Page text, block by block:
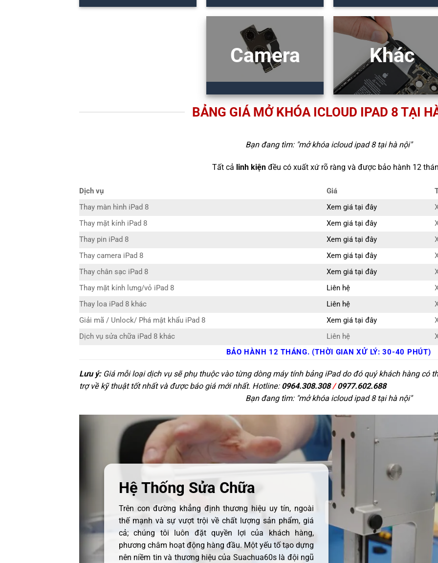
Camera Khác
BẢNG GIÁ MỞ KHÓA ICLOUD IPAD 8 TẠI
Bạn đang tìm: "mở khóa icloud ipad 8 tại hà nội"
Tất cả linh kiệnđều có xuất xứ rõ ràng và được bảo hành 12
Dịch vụ Giá
Thay màn hình iPad 8
Xem giá tại đây
Thay mặt kính iPad 8
Xem giá tại đây
Thay pin iPad 8
Xem giá tại đây
Thay camera iPad 8
Xem giá tại đây
Thay chân sạc iPad 8
Xem giá tại đây
Thay mặt kính lưng/vỏ iPad 8
Liên hệ
Thay loa iPad 8 khác
Liên hệ
Giải mã / Unlock/ Phá mật khẩu iPad 8
Xem giá tại đây
Dịch vụ sửa chữa iPad 8 khác
Liên hệ
BẢO HÀNH 12 THÁNG. (THỜI GIAN XỬ LÝ: 30-40 PHÚT)
Lưu ý:Giá mỗi loại dịch vụ sẽ phụ thuộc vào từng dòng máy tính bảng iPad do đó quý khách hàng có
trợ về kỹ thuật tốt nhất và được báo giá mới nhất. Hotline: 0964.308.308/0977.602.688
Bạn đang tìm: "mở khóa icloud ipad 8 tại hà nội"
Hệ Thống Sửa Chữa
Trên con đường khẳng định thương hiệu uy tín, ngoài
thế mạnh và sự vượt trội về chất lượng sản phẩm, giá
cả; chúng tôi luôn đặt quyền lợi của khách hàng,
phương châm hoạt động hàng đầu. Một yếu tố tạo dựng
nên niềm tin và thương hiệu của Suachua60s là đội ngũ